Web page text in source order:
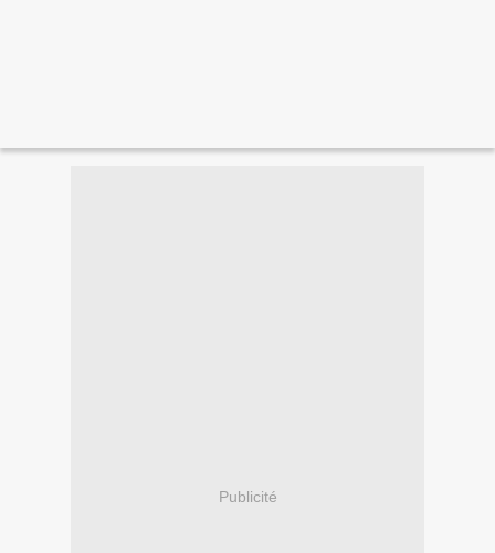
Publicité